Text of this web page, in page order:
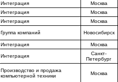
Интеграция
Москва
Интеграция
Москва
Интеграция Москва
Группа компаний Новосибирск
Интеграция Москва
Интеграция
Санкт-
Петербург
Производство и продажа
компьютерной техники
Москва